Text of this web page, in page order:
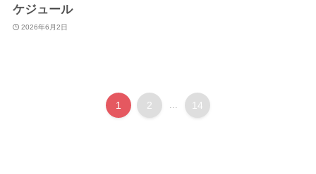
ケジュール
2026年6月2日
1 2 14